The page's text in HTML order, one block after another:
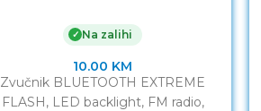
✓ Na zalihi
10.00 KM
Zvučnik BLUETOOTH EXTREME
FLASH, LED backlight, FM radio,